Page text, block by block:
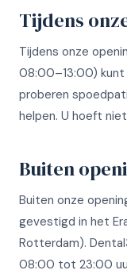
Tijdens
Tijdens onze
08:00–13:00) kunt
proberen
helpen. U hoeft
Buiten
Buiten onze
gevestigd in het
Rotterdam).
08:00 tot 23:00